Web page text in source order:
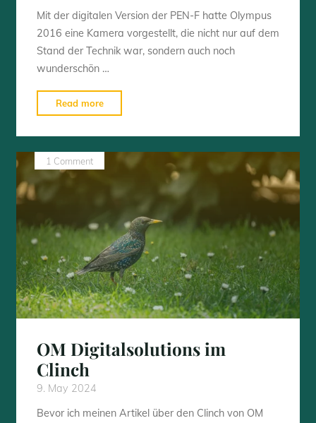
Mit der digitalen Version der PEN-F hatte Olympus
2016 eine Kamera vorgestellt, die nicht nur auf dem
Stand der Technik war, sondern auch noch
wunderschön …
Read more
F
II
selbst
1 Comment
OM Digitalsolutions im
Clinch
9. May 2024
Bevor ich meinen Artikel über den Clinch von OM